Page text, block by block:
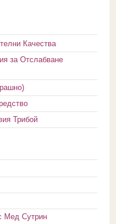
Качества
за Отслабване
Трибой
Мед Сутрин